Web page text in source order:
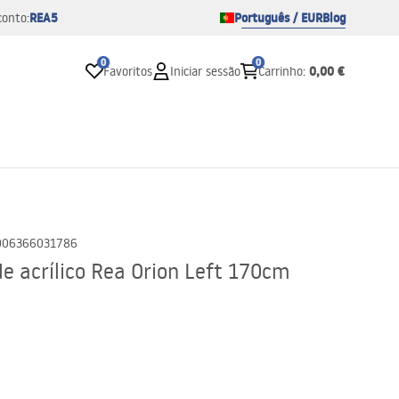
REA5 Português / EURBlog
0
Favoritos Iniciar sessão
0
Carrinho: 0,00 €
acrílico Rea Orion Left 170cm